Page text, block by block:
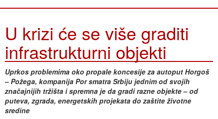
U krizi će se više graditi
infrastrukturni objekti
Uprkos problemima oko propale koncesije za autoput Horgoš
– Požega, kompanija Por smatra Srbiju jednim od svojih
značajnijih tržišta i spremna je da gradi razne objekte – od
puteva, zgrada, energetskih projekata do zaštite životne
sredine